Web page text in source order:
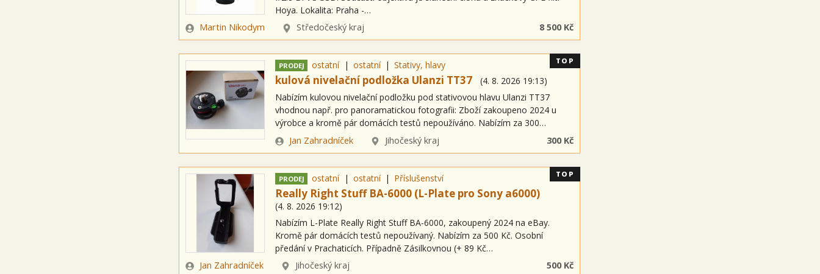
Hoya. Lokalita: Praha -…
Zadavatel
Martin Nikodym Lokalita
Středočeský kraj 8 500 Kč
PRODEJ ostatní ostatní Stativy, hlavy
kulová nivelační podložka Ulanzi TT37 (4. 8. 2026 19:13)
Nabízím kulovou nivelační podložku pod stativovou hlavu Ulanzi TT37
vhodnou např. pro panoramatickou fotografii: Zboží zakoupeno 2024 u
výrobce a kromě pár domácích testů nepoužíváno. Nabízím za 300…
Zadavatel
Jan Zahradníček LokalitaJihočeský kraj 300 Kč
TOP
PRODEJ ostatní ostatní Příslušenství
Really Right Stuff BA-6000 (L-Plate pro Sony a6000)
(4. 8. 2026 19:12)
Nabízím L-Plate Really Right Stuff BA-6000, zakoupený 2024 na eBay.
Kromě pár domácích testů nepoužívaný. Nabízím za 500 Kč. Osobní
předání v Prachaticích. Případně Zásilkovnou (+ 89 Kč…
Zadavatel
Jan Zahradníček LokalitaJihočeský kraj 500 Kč
TOP